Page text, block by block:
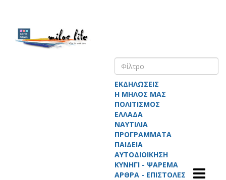
ΕΚΔΗΛΩΣΕΙΣ
Η ΜΗΛΟΣ ΜΑΣ
ΠΟΛΙΤΙΣΜΟΣ
ΕΛΛΑΔΑ
ΝΑΥΤΙΛΙΑ
ΠΡΟΓΡΑΜΜΑΤΑ
ΠΑΙΔΕΙΑ
ΑΥΤΟΔΙΟΙΚΗΣΗ
ΚΥΝΗΓΙ - ΨΑΡΕΜΑ
ΑΡΘΡΑ - ΕΠΙΣΤΟΛΕΣ